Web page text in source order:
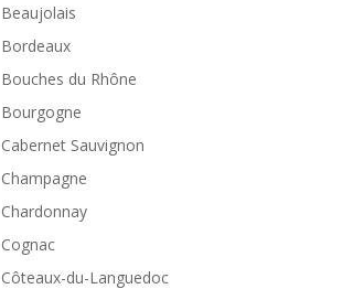
Beaujolais
Bordeaux
Bouches du Rhône
Bourgogne
Cabernet Sauvignon
Champagne
Chardonnay
Cognac
Côteaux-du-Languedoc